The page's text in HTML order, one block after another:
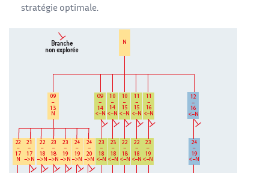
stratégie optimale.